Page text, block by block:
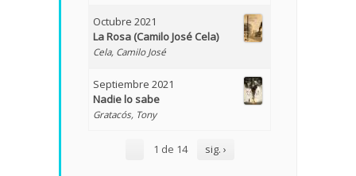
Octubre 2021
La Rosa (Camilo José Cela)
Cela, Camilo José
Septiembre 2021
Nadie lo sabe
Gratacós, Tony
1 de 14 sig. ›